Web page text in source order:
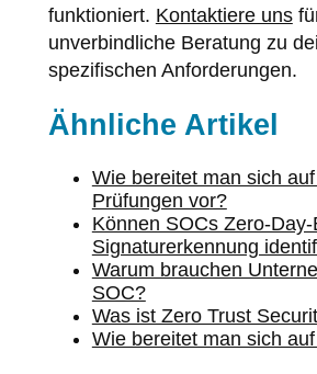
funktioniert. Kontaktiere uns
unverbindliche Beratung zu
spezifischen Anforderungen.
Ähnliche Artikel
Wie bereitet man sich
Prüfungen vor?
Können SOCs Zero-
Signaturerkennung
Warum brauchen
SOC?
Was ist Zero Trust
Wie bereitet man sich